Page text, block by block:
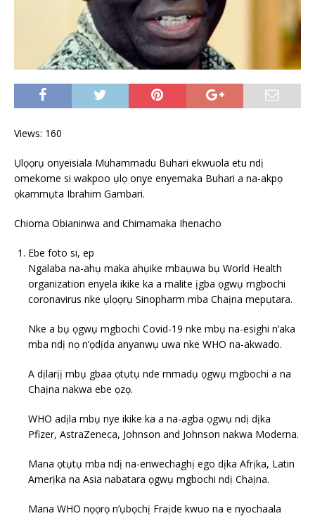
Views: 160
Ụlọọrụ onyeisiala Muhammadu Buhari ekwuola etu ndị
omekome si wakpoo ụlọ onye enyemaka Buhari a na-akpọ
ọkammụta Ibrahim Gambari.
Chioma Obianinwa and Chimamaka Ihenacho
Ebe foto si, ep
Ngalaba na-ahụ maka ahụike mbaụwa bụ World Health
organization enyela ikike ka a malite ịgba ọgwụ mgbochi
coronavirus nke ụlọọrụ Sinopharm mba Chaịna mepụtara.
Nke a bụ ọgwụ mgbochi Covid-19 nke mbụ na-esighi n’aka
mba ndị nọ n’ọdịda anyanwụ uwa nke WHO na-akwado.
A dịlarịị mbụ gbaa ọtụtụ nde mmadụ ọgwụ mgbochi a na
Chaịna nakwa ebe ọzọ.
WHO adịla mbụ nye ikike ka a na-agba ọgwụ ndị dịka
Pfizer, AstraZeneca, Johnson and Johnson nakwa Moderna.
Mana ọtụtụ mba ndị na-enwechaghị ego dịka Afrịka, Latin
Amerịka na Asia nabatara ọgwụ mgbochi ndị Chaịna.
Mana WHO nọọrọ n’ụbọchị Fraịde kwuo na e nyochaala